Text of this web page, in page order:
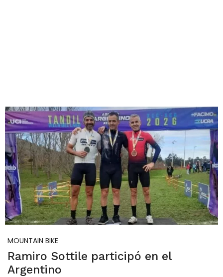
MOUNTAIN BIKE
Ramiro Sottile participó en el
Argentino